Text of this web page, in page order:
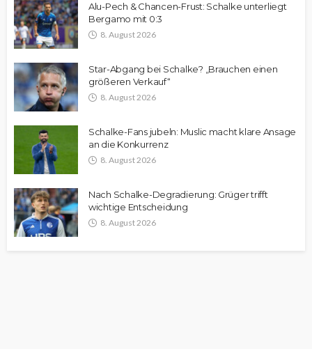
Alu-Pech & Chancen-Frust: Schalke unterliegt
Bergamo mit 0:3
8. August 2026
Star-Abgang bei Schalke? „Brauchen einen
größeren Verkauf“
8. August 2026
Schalke-Fans jubeln: Muslic macht klare Ansage
an die Konkurrenz
8. August 2026
Nach Schalke-Degradierung: Grüger trifft
wichtige Entscheidung
8. August 2026